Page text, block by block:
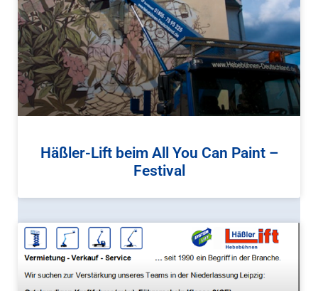
Häßler-Lift beim All You Can Paint –
Festival